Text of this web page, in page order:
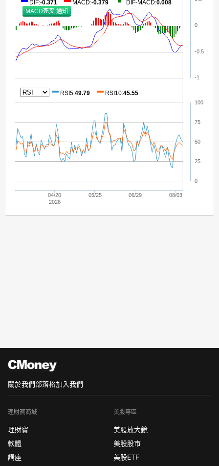
04/20
2026
05/25 06/29 08/03
-1
-0.5
0
0
25
50
75
100
DIF:-0.371 MACD:-0.379 DIF-MACD:0.008
RSI5:49.79 RSI10:45.55
關於我們部落格加入我們
理財寶商城
理財寶
軟體
講座
美股專區
美股放大鏡
美股股市
美股ETF